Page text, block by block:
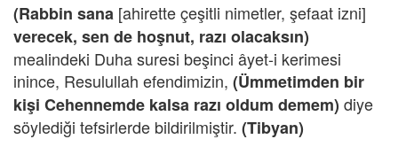
(Rabbin sana [ahirette çeşitli nimetler, şefaat izni]
verecek, sen de hoşnut, razı olacaksın)
mealindeki Duha suresi beşinci âyet-i kerimesi
inince, Resulullah efendimizin, (Ümmetimden bir
kişi Cehennemde kalsa razı oldum demem) diye
söylediği tefsirlerde bildirilmiştir. (Tibyan)